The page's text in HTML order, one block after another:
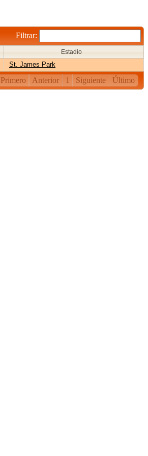
Filtrar:
Estadio
St. James Park
Primero Anterior 1 Siguiente Último